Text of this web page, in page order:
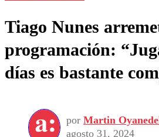
Tiago Nunes
programación:
días es bastante
por Martin
agosto 31, 2024